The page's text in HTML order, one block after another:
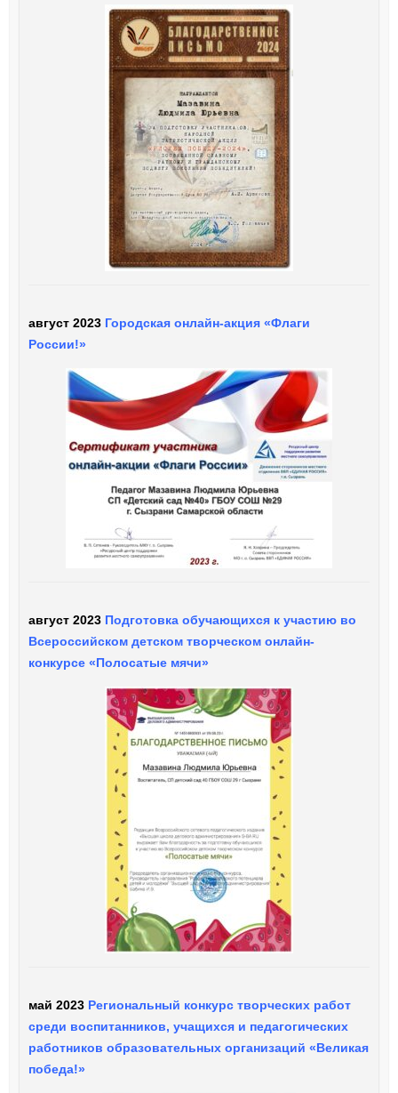
август 2023Городская онлайн-акция «Флаги
России!»
август 2023 Подготовка обучающихся к участию во
Всероссийском детском творческом онлайн-
конкурсе «Полосатые мячи»
май 2023 Региональный конкурс творческих работ
среди воспитанников, учащихся и педагогических
работников образовательных организаций «Великая
победа!»